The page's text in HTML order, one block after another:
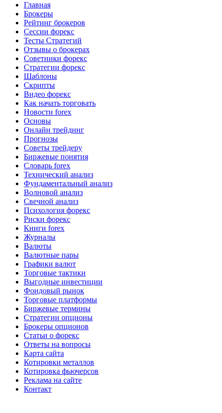
Главная
Брокеры
Рейтинг брокеров
Сессии форекс
Тесты Стратегий
Отзывы о брокерах
Советники форекс
Стратегии форекс
Шаблоны
Скрипты
Видео форекс
Как начать торговать
Новости forex
Основы
Онлайн трейдинг
Прогнозы
Советы трейдеру
Биржевые понятия
Словарь forex
Технический анализ
Фундаментальный анализ
Волновой анализ
Свечной анализ
Психология форекс
Риски форекс
Книги forex
Журналы
Валюты
Валютные пары
Графики валют
Торговые тактики
Выгодные инвестиции
Фондовый рынок
Торговые платформы
Биржевые термины
Стратегии опционы
Брокеры опционов
Статьи о форекс
Ответы на вопросы
Карта сайта
Котировки металлов
Котировка фьючерсов
Реклама на сайте
Контакт